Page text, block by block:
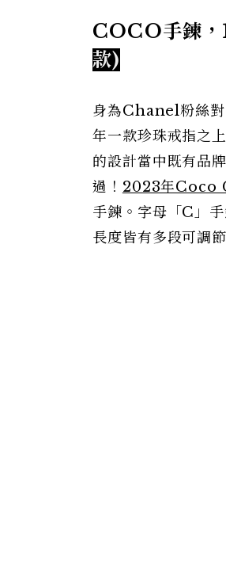
COCO手鍊
款)
身為Chanel粉絲
年一款珍珠戒指之
的設計當中既有品
過！ 2023年Coco
手鍊。字母「C」
長度皆有多段可調